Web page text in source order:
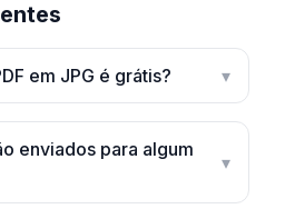
em JPG é grátis? ▾
enviados para algum
▾